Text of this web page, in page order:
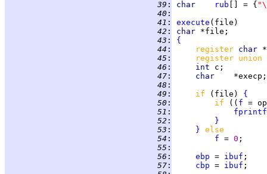
  39
: char rub [] = {
  40
:
  41
: execute
  42
: char
  43
:
{
  44
: register char
  45
:
register union
  46
: int
  47
:
char
  48
:
  49
: if (file) {
  50
: if (( f =
  51
:
fprintf
  52
:
}
  53
: } else
  54
: f = 0
  55
:
  56
: ebp = ibuf
  57
: cbp = ibuf